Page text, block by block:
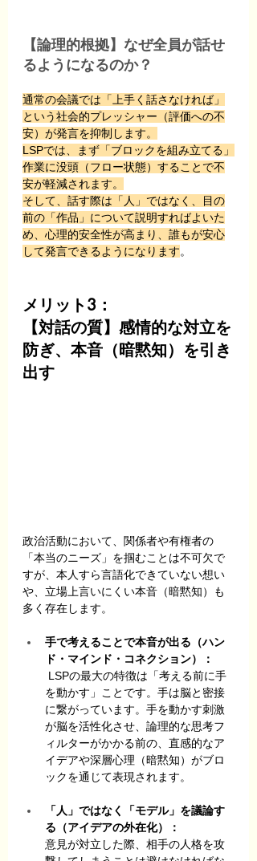
【論理的根拠】なぜ全員が話せ
るようになるのか？
通常の会議では「上手く話さなければ」
という社会的プレッシャー（評価への不
安）が発言を抑制します。
LSPでは、まず「ブロックを組み立てる」
作業に没頭（フロー状態）することで不
安が軽減されます。
そして、話す際は「人」ではなく、目の
前の「作品」について説明すればよいた
め、心理的安全性が高まり、誰もが安心
して発言できるようになります。
メリット3：
【対話の質】感情的な対立を
防ぎ、本音（暗黙知）を引き
出す
政治活動において、関係者や有権者の
「本当のニーズ」を掴むことは不可欠で
すが、本人すら言語化できていない想い
や、立場上言いにくい本音（暗黙知）も
多く存在します。
手で考えることで本音が出る（ハン
ド・マインド・コネクション）：
LSPの最大の特徴は「考える前に手
を動かす」ことです。手は脳と密接
に繋がっています。手を動かす刺激
が脳を活性化させ、論理的な思考フ
ィルターがかかる前の、直感的なア
イデアや深層心理（暗黙知）がブロ
ックを通じて表現されます。
「人」ではなく「モデル」を議論す
る（アイデアの外在化）：
意見が対立した際、相手の人格を攻